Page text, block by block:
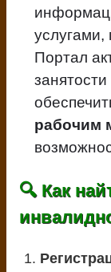
Портал
рабочим
🔍 Как